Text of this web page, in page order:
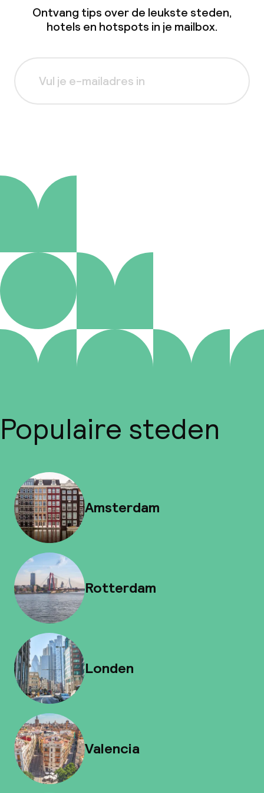
Ontvang tips over de leukste steden,
hotels en hotspots in je mailbox.
Populaire steden
Amsterdam
Rotterdam
Londen
Valencia